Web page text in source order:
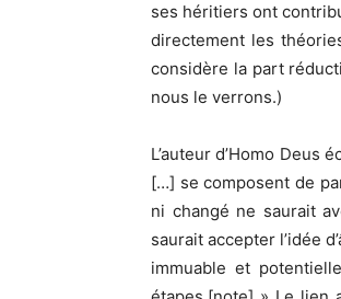
ses héritiers ont
directement les
considère la part
nous le verrons.)
L’auteur d’Homo
[…] se composent de
ni changé ne saurait
saurait accepter l’idée
immuable et